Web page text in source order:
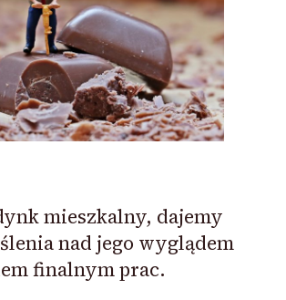
mieszkalny, dajemy
nad jego wyglądem
finalnym prac.